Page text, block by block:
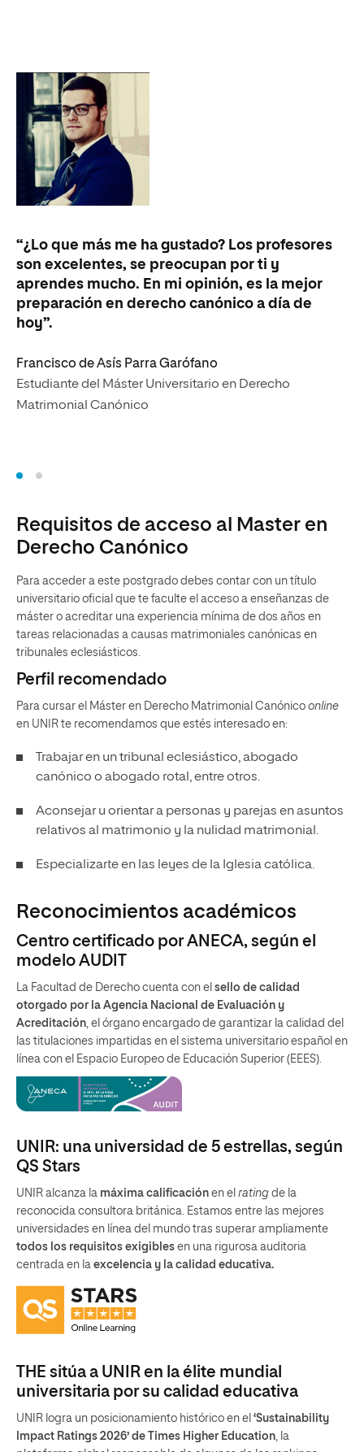
“¿Lo que más me ha gustado? Los profesores
son excelentes, se preocupan por ti y
aprendes mucho. En mi opinión, es la mejor
preparación en derecho canónico a día de
hoy”.
Francisco de Asís Parra Garófano
Estudiante del Máster Universitario en Derecho
Matrimonial Canónico
Requisitos de acceso al Master en
Derecho Canónico
Para acceder a este postgrado debes contar con un título
universitario oficial que te faculte el acceso a enseñanzas de
máster o acreditar una experiencia mínima de dos años en
tareas relacionadas a causas matrimoniales canónicas en
tribunales eclesiásticos.
Perfil recomendado
Para cursar el Máster en Derecho Matrimonial Canónico online
en UNIR te recomendamos que estés interesado en:
Trabajar en un tribunal eclesiástico, abogado
canónico o abogado rotal, entre otros.
Aconsejar u orientar a personas y parejas en asuntos
relativos al matrimonio y la nulidad matrimonial.
Especializarte en las leyes de la Iglesia católica.
Reconocimientos académicos
Centro certificado por ANECA, según el
modelo AUDIT
La Facultad de Derecho cuenta con el sello de calidad
otorgado por la Agencia Nacional de Evaluación y
Acreditación, el órgano encargado de garantizar la calidad del
las titulaciones impartidas en el sistema universitario español en
línea con el Espacio Europeo de Educación Superior (EEES).
UNIR: una universidad de 5 estrellas, según
QS Stars
UNIR alcanza la máxima calificación en el rating de la
reconocida consultora británica. Estamos entre las mejores
universidades en línea del mundo tras superar ampliamente
todos los requisitos exigibles en una rigurosa auditoria
centrada en la excelencia y la calidad educativa.
THE sitúa a UNIR en la élite mundial
universitaria por su calidad educativa
UNIR logra un posicionamiento histórico en el ‘Sustainability
Impact Ratings 2026’ de Times Higher Education, la